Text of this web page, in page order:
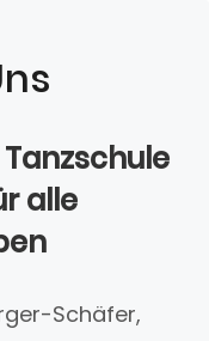
alle
Schäfer,